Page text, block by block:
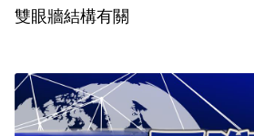
雙眼牆結構有關